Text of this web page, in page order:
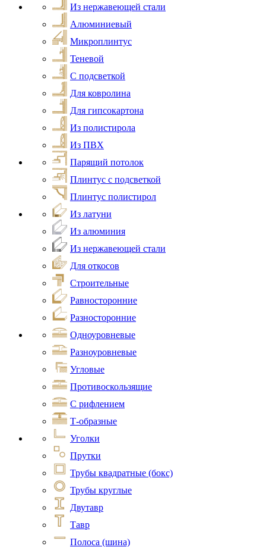
Из нержавеющей стали
Алюминиевый
Микроплинтус
Теневой
С подсветкой
Для ковролина
Для гипсокартона
Из полистирола
Из ПВХ
Парящий потолок
Плинтус с подсветкой
Плинтус полистирол
Из латуни
Из алюминия
Из нержавеющей стали
Для откосов
Строительные
Равносторонние
Разносторонние
Одноуровневые
Разноуровневые
Угловые
Противоскользящие
С рифлением
Т-образные
Уголки
Прутки
Трубы квадратные (бокс)
Трубы круглые
Двутавр
Тавр
Полоса (шина)